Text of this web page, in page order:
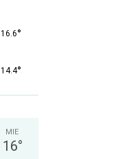
16.6°
14.4°
MIE
16°